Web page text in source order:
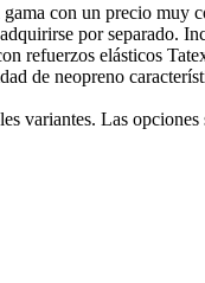
con un precio muy
por separado.
refuerzos elásticos
de neopreno
variantes. Las